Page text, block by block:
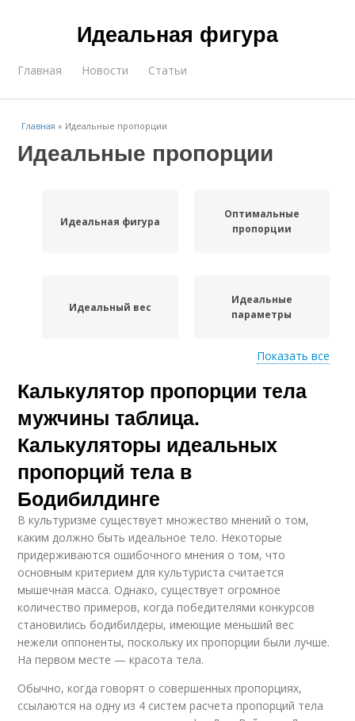
Идеальная фигура
Главная Новости Статьи
Главная » Идеальные пропорции
Идеальные пропорции
Идеальная фигура
Оптимальные
пропорции
Идеальный вес
Идеальные
параметры
Пропорции с дробями Женские пропорции
Пропорции для
мужчин
Идеальные веса
Идеальная масса
Показать все
Калькулятор пропорции тела
мужчины таблица.
Калькуляторы идеальных
пропорций тела в
Бодибилдинге
В культуризме существует множество мнений о том,
каким должно быть идеальное тело. Некоторые
придерживаются ошибочного мнения о том, что
основным критерием для культуриста считается
мышечная масса. Однако, существует огромное
количество примеров, когда победителями конкурсов
становились бодибилдеры, имеющие меньший вес
нежели оппоненты, поскольку их пропорции были лучше.
На первом месте — красота тела.
Обычно, когда говорят о совершенных пропорциях,
ссылаются на одну из 4 систем расчета пропорций тела